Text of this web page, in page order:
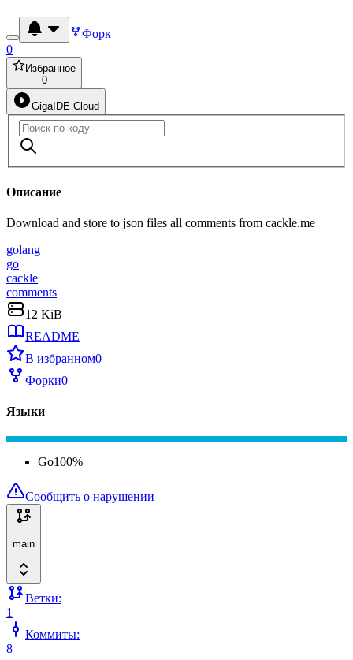
Форк
0
Избранное
0
GigaIDE Cloud
Описание
Download and store to json files all comments from cackle.me
golang
go
cackle
comments
12 KiB
README
В избранном0
Форки0
Языки
Go100%
Сообщить о нарушении
main
Ветки:
1
Коммиты:
8